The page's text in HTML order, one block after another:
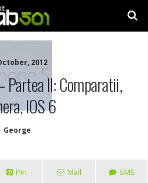
2012
Partea II: Comparatii,
IOS 6
George
Pin Mail SMS